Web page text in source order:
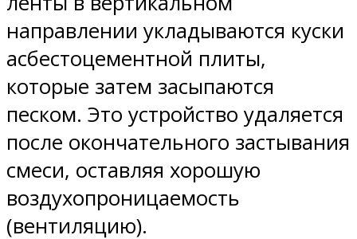
направлении укладываются куски
асбестоцементной плиты,
которые затем засыпаются
песком. Это устройство удаляется
после окончательного застывания
смеси, оставляя хорошую
воздухопроницаемость
(вентиляцию).